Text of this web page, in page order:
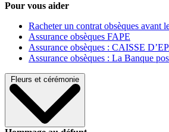
Pour vous aider
Racheter un contrat obsèques avant
Assurance obsèques FAPE
Assurance obsèques : CAISSE
Assurance obsèques : La Banque
Fleurs et cérémonie